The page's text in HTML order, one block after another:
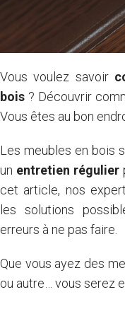
Vous voulez savoir
bois ? Découvrir
Vous êtes au bon
Les meubles en bois
un entretien régulier
cet article, nos
les solutions
erreurs à ne pas faire.
Que vous ayez des
ou autre… vous serez